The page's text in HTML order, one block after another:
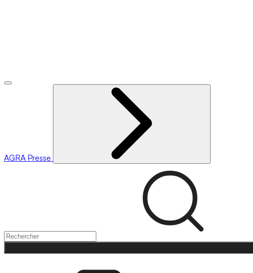
AGRA Presse